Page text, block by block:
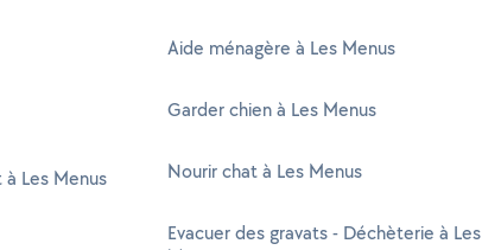
Les Menus
Aide ménagère à Les Menus
Garder chien à Les Menus
Nourir chat à Les Menus
Evacuer des gravats - Déchèterie à Les